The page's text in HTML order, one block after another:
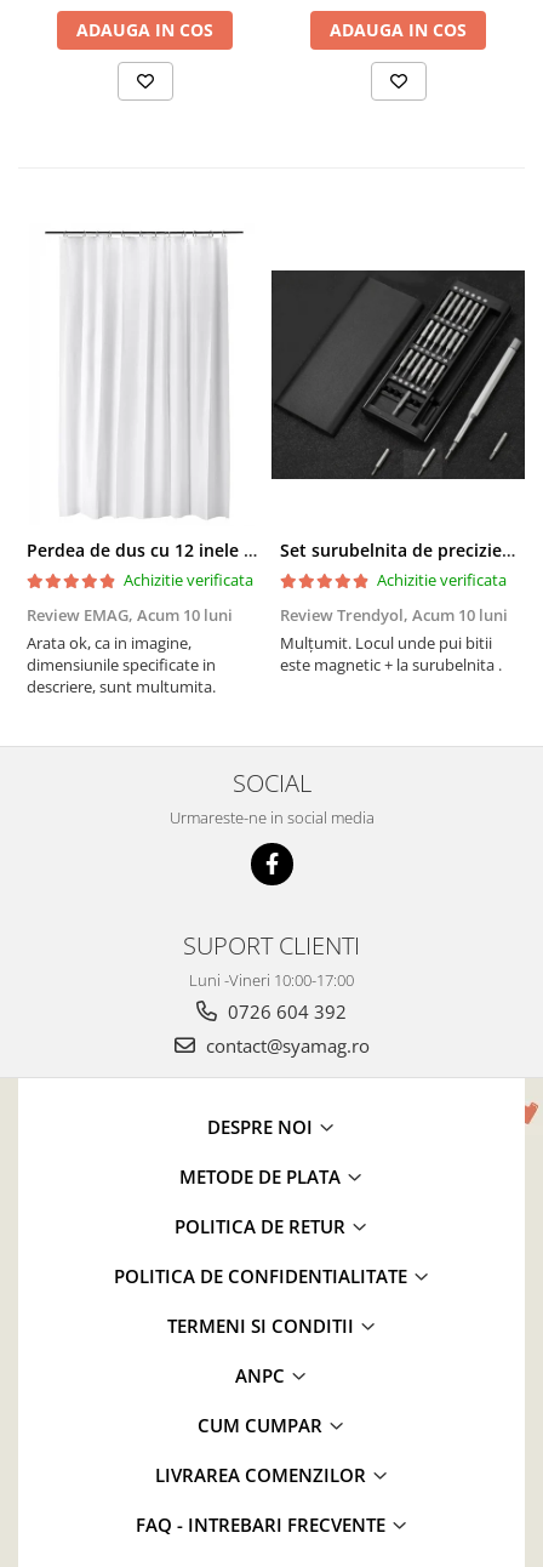
ADAUGA IN COS ADAUGA IN COS
Perdea de dus cu 12 inele plastic incluse, 200x180 cm, alba
Achizitie verificata
Review EMAG, Acum 10 luni
Arata ok, ca in imagine,
dimensiunile specificate in
descriere, sunt multumita.
Set surubelnita de precizie cu 24 de capete, cutie glisanta
Achizitie verificata
Review Trendyol, Acum 10 luni
Mulțumit. Locul unde pui bitii
este magnetic + la surubelnita .
SOCIAL
Urmareste-ne in social media
SUPORT CLIENTI
Luni -Vineri 10:00-17:00
0726 604 392
contact@syamag.ro
DESPRE NOI
METODE DE PLATA
POLITICA DE RETUR
POLITICA DE CONFIDENTIALITATE
TERMENI SI CONDITII
ANPC
CUM CUMPAR
LIVRAREA COMENZILOR
FAQ - INTREBARI FRECVENTE